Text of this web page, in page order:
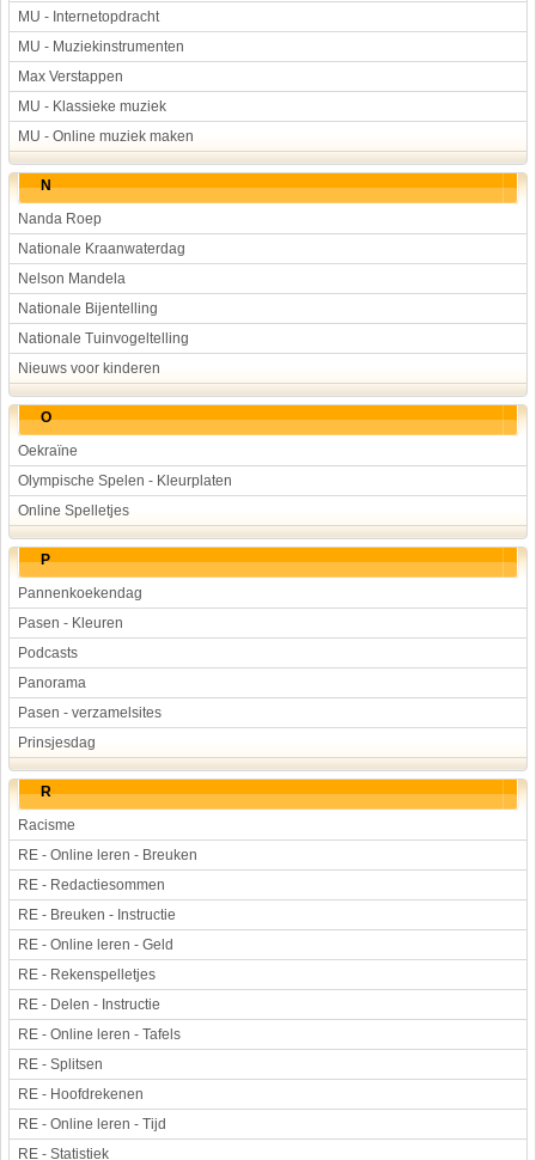
MU - Internetopdracht
MU - Muziekinstrumenten
Max Verstappen
MU - Klassieke muziek
MU - Online muziek maken
N
Nanda Roep
Nationale Kraanwaterdag
Nelson Mandela
Nationale Bijentelling
Nationale Tuinvogeltelling
Nieuws voor kinderen
O
Oekraïne
Olympische Spelen - Kleurplaten
Online Spelletjes
P
Pannenkoekendag
Pasen - Kleuren
Podcasts
Panorama
Pasen - verzamelsites
Prinsjesdag
R
Racisme
RE - Online leren - Breuken
RE - Redactiesommen
RE - Breuken - Instructie
RE - Online leren - Geld
RE - Rekenspelletjes
RE - Delen - Instructie
RE - Online leren - Tafels
RE - Splitsen
RE - Hoofdrekenen
RE - Online leren - Tijd
RE - Statistiek